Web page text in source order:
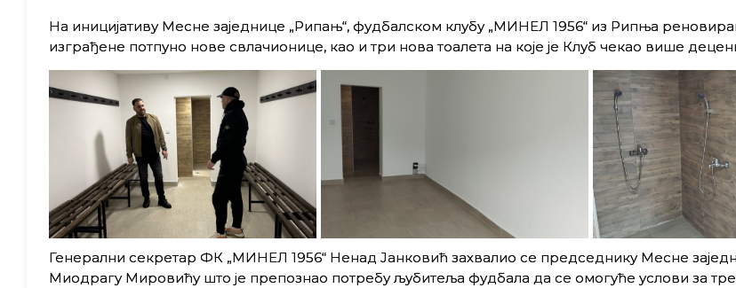
На иницијативу Месне заједнице „Рипањ“, фудбалском клубу „МИНЕЛ 1956“ из Рипња
изграђене потпуно нове свлачионице, као и три нова тоалета на које је Клуб чекао више
Генерални секретар ФК „МИНЕЛ 1956“ Ненад Јанковић захвалио се председнику Месне
Миодрагу Мировићу што је препознао потребу љубитеља фудбала да се омогуће услови за